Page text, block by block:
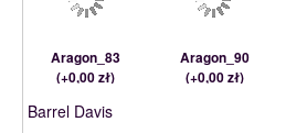
Aragon_83
(+0,00 zł)
Aragon_90
(+0,00 zł)
Barrel Davis